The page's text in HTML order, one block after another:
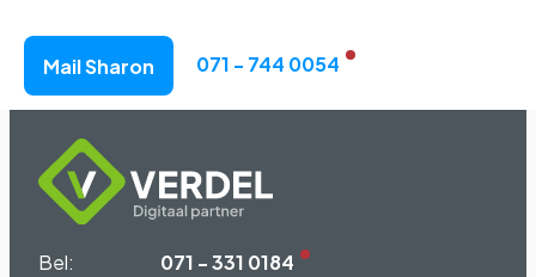
Mail Sharon 071 - 744 0054
Bel: 071 - 331 0184